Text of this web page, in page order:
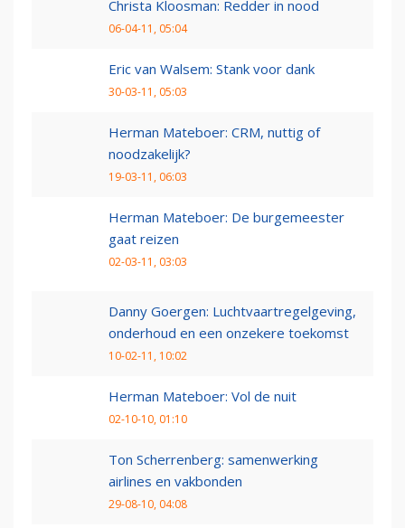
Christa Kloosman: Redder in nood
06-04-11, 05:04
Eric van Walsem: Stank voor dank
30-03-11, 05:03
Herman Mateboer: CRM, nuttig of
noodzakelijk?
19-03-11, 06:03
Herman Mateboer: De burgemeester
gaat reizen
02-03-11, 03:03
Danny Goergen: Luchtvaartregelgeving,
onderhoud en een onzekere toekomst
10-02-11, 10:02
Herman Mateboer: Vol de nuit
02-10-10, 01:10
Ton Scherrenberg: samenwerking
airlines en vakbonden
29-08-10, 04:08